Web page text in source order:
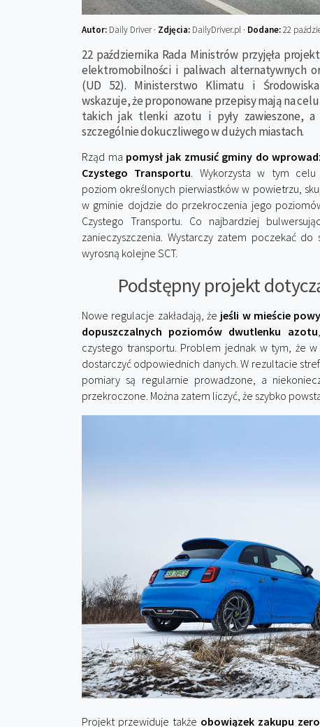
Autor: Daily Driver · Zdjęcia: DailyDriver.pl · Dodane:22
22 października Rada Ministrów przyjęła
elektromobilności i paliwach alternatywnych
(UD 52). Ministerstwo Klimatu i
wskazuje, że proponowane przepisy mają na
takich jak tlenki azotu i pyły zawieszone, a
szczególnie dokuczliwego w dużych miastach.
Rząd ma pomysł jak zmusić gminy do
Czystego Transportu. Wykorzysta w tym
poziom określonych pierwiastków w powietrzu,
w gminie dojdzie do przekroczenia jego
Czystego Transportu. Co najbardziej
zanieczyszczenia. Wystarczy zatem poczekać
wyrosną kolejne SCT.
Podstępny projekt
Nowe regulacje zakładają, że jeśli w mieście
dopuszczalnych poziomów dwutlenku azotu
czystego transportu. Problem jednak w tym, że
dostarczyć odpowiednich danych. W rezultacie
pomiary są regularnie prowadzone, a
przekroczone. Można zatem liczyć, że szybko
Projekt przewiduje także obowiązek zakupu